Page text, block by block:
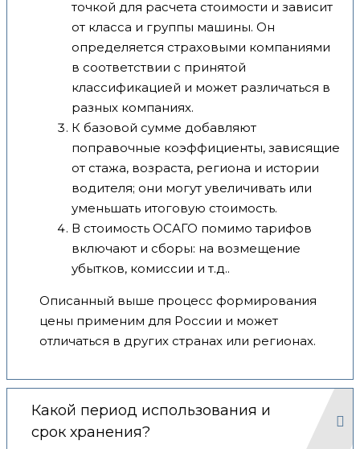
точкой для расчета стоимости и зависит
от класса и группы машины. Он
определяется страховыми компаниями
в соответствии с принятой
классификацией и может различаться в
разных компаниях.
К базовой сумме добавляют
поправочные коэффициенты, зависящие
от стажа, возраста, региона и истории
водителя; они могут увеличивать или
уменьшать итоговую стоимость.
В стоимость ОСАГО помимо тарифов
включают и сборы: на возмещение
убытков, комиссии и т.д..
Описанный выше процесс формирования
цены применим для России и может
отличаться в других странах или регионах.
Какой период использования и
срок хранения?